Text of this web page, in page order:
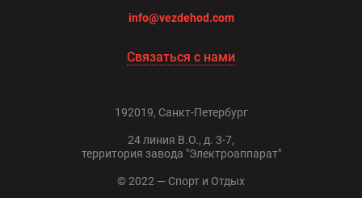
info@vezdehod.com
Связаться с нами
192019, Санкт-Петербург
24 линия В.О., д. 3-7,
территория завода "Электроаппарат"
© 2022 — Спорт и Отдых